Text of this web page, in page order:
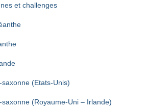
et challenges
(Etats-Unis)
(Royaume-Uni – Irlande)